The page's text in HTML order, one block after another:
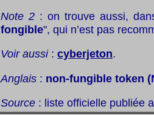
Note 2 : on trouve aussi,
fongible", qui n’est pas
Voir aussi: cyberjeton.
Anglais : non-fungible token
Source : liste officielle publiée